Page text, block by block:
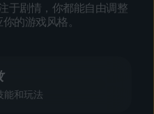
于剧情，你都能自由调整
的游戏风格。
能和玩法